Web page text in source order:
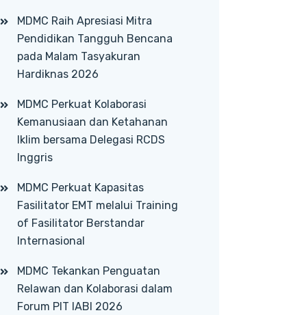
MDMC Raih Apresiasi Mitra
Pendidikan Tangguh Bencana
pada Malam Tasyakuran
Hardiknas 2026
MDMC Perkuat Kolaborasi
Kemanusiaan dan Ketahanan
Iklim bersama Delegasi RCDS
Inggris
MDMC Perkuat Kapasitas
Fasilitator EMT melalui Training
of Fasilitator Berstandar
Internasional
MDMC Tekankan Penguatan
Relawan dan Kolaborasi dalam
Forum PIT IABI 2026